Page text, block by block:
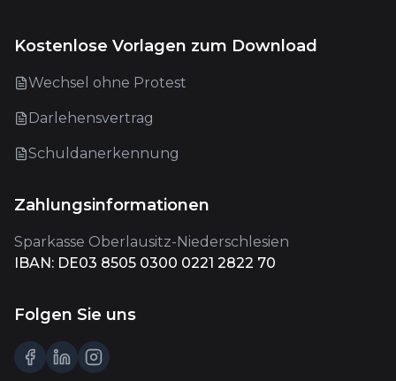
Kostenlose Vorlagen zum Download
Wechsel ohne Protest
Darlehensvertrag
Schuldanerkennung
Zahlungsinformationen
Sparkasse Oberlausitz-Niederschlesien
IBAN: DE03 8505 0300 0221 2822 70
Folgen Sie uns